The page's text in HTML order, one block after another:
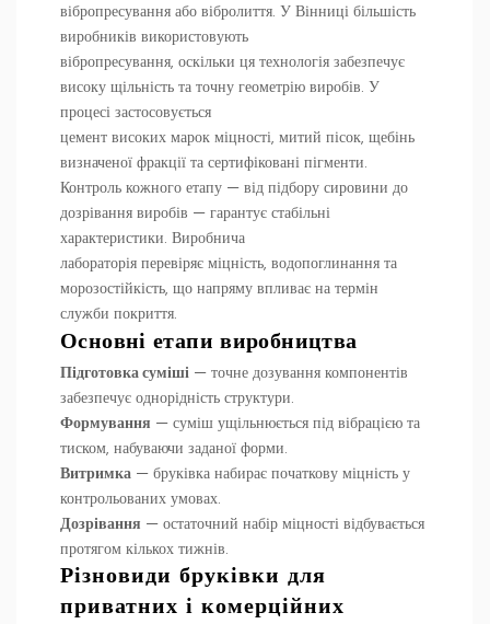
вібропресування або вібролиття. У Вінниці більшість
виробників використовують
вібропресування, оскільки ця технологія забезпечує
високу щільність та точну геометрію виробів. У
процесі застосовується
цемент високих марок міцності, митий пісок, щебінь
визначеної фракції та сертифіковані пігменти.
Контроль кожного етапу — від підбору сировини до
дозрівання виробів — гарантує стабільні
характеристики. Виробнича
лабораторія перевіряє міцність, водопоглинання та
морозостійкість, що напряму впливає на термін
служби покриття.
Основні етапи виробництва
Підготовка суміші — точне дозування компонентів
забезпечує однорідність структури.
Формування — суміш ущільнюється під вібрацією та
тиском, набуваючи заданої форми.
Витримка — бруківка набирає початкову міцність у
контрольованих умовах.
Дозрівання — остаточний набір міцності відбувається
протягом кількох тижнів.
Різновиди бруківки для
приватних і комерційних